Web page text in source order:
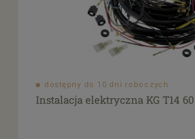
dostępny do 10 dni roboczych
Instalacja elektryczna KG T14